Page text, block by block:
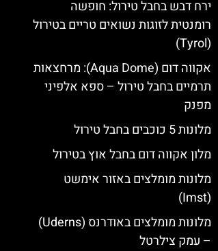
ירח דבש בחבל טירול: חופשה
רומנטית לזוגות נשואים טריים בטירול
(Tyrol)
אקווה דום (Aqua Dome): מרחצאות
תרמיים בחבל טירול – ספא אלפיני
מפנק
מלונות 5 כוכבים בחבל טירול
מלון אקווה דום בחבל אוץ בטירול
מלונות מומלצים באזור אימשט
(Imst)
מלונות מומלצים באודרנס (Uderns)
– עמק צילרטל